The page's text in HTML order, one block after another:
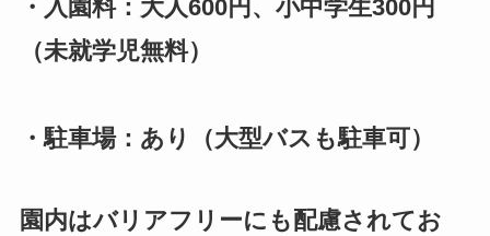
・入園料：大人600円、小中学生300円
（未就学児無料）
・駐車場：あり（大型バスも駐車可）
園内はバリアフリーにも配慮されてお